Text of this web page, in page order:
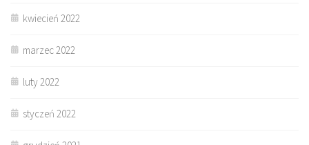
kwiecień 2022
marzec 2022
luty 2022
styczeń 2022